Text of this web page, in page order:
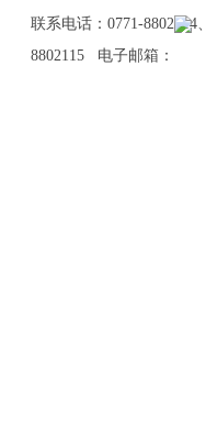
联系电话：0771-8802114、
8802115 电子邮箱：